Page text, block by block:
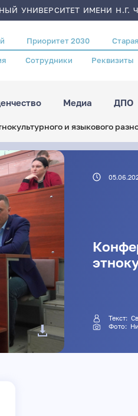
УНИВЕРСИТЕТ ИМЕНИ Н.Г.
Приоритет 2030
Сотрудники Реквизиты
Медиа ДПО
и языкового
Текст: